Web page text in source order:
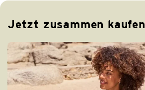
Jetzt zusammen kaufen